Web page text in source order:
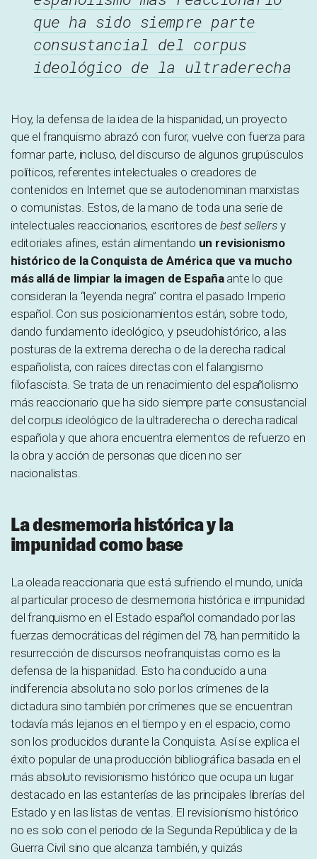
que ha sido siempre parte
consustancial del corpus
ideológico de la ultraderecha
Hoy, la defensa de la idea de la hispanidad, un proyecto
que el franquismo abrazó con furor, vuelve con fuerza para
formar parte, incluso, del discurso de algunos grupúsculos
políticos, referentes intelectuales o creadores de
contenidos en Internet que se autodenominan marxistas
o comunistas. Estos, de la mano de toda una serie de
intelectuales reaccionarios, escritores de best sellersy
editoriales afines, están alimentando un revisionismo
histórico de la Conquista de América que va mucho
más allá de limpiar la imagen de Españaante lo que
consideran la “leyenda negra” contra el pasado Imperio
español. Con sus posicionamientos están, sobre todo,
dando fundamento ideológico, y pseudohistórico, a las
posturas de la extrema derecha o de la derecha radical
españolista, con raíces directas con el falangismo
filofascista. Se trata de un renacimiento del españolismo
más reaccionario que ha sido siempre parte consustancial
del corpus ideológico de la ultraderecha o derecha radical
española y que ahora encuentra elementos de refuerzo en
la obra y acción de personas que dicen no ser
nacionalistas.
La desmemoria histórica y la
impunidad como base
La oleada reaccionaria que está sufriendo el mundo, unida
al particular proceso de desmemoria histórica e impunidad
del franquismo en el Estado español comandado por las
fuerzas democráticas del régimen del 78, han permitido la
resurrección de discursos neofranquistas como es la
defensa de la hispanidad. Esto ha conducido a una
indiferencia absoluta no solo por los crímenes de la
dictadura sino también por crímenes que se encuentran
todavía más lejanos en el tiempo y en el espacio, como
son los producidos durante la Conquista. Así se explica el
éxito popular de una producción bibliográfica basada en el
más absoluto revisionismo histórico que ocupa un lugar
destacado en las estanterías de las principales librerías del
Estado y en las listas de ventas. El revisionismo histórico
no es solo con el periodo de la Segunda República y de la
Guerra Civil sino que alcanza también, y quizás